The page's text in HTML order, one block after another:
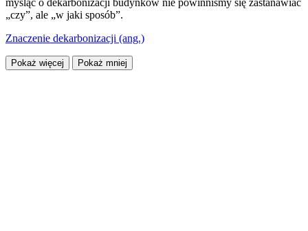
„czy”, ale „w jaki sposób”.
Znaczenie dekarbonizacji (ang.)
Pokaż więcej Pokaż mniej